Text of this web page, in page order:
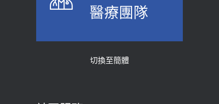
醫療團隊
切換至簡體